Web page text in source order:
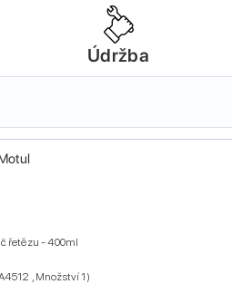
Údržba
řetězu - 400ml
, Množství 1)